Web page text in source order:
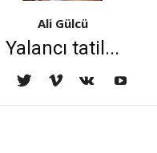
Ali Gülcü
Yalancı tatil...